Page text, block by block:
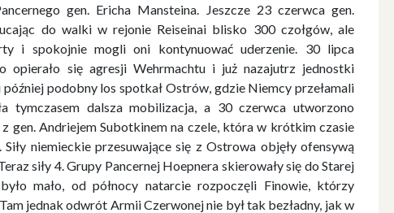
gen. Ericha Mansteina. Jeszcze 23 czerwca gen.
do walki w rejonie Reiseinai blisko 300 czołgów, ale
i spokojnie mogli oni kontynuować uderzenie. 30 lipca
się agresji Wehrmachtu i już nazajutrz jednostki
podobny los spotkał Ostrów, gdzie Niemcy przełamali
tymczasem dalsza mobilizacja, a 30 czerwca utworzono
gen. Andriejem Subotkinem na czele, która w krótkim czasie
niemieckie przesuwające się z Ostrowa objęły ofensywą
siły 4. Grupy Pancernej Hoepnera skierowały się do Starej
mało, od północy natarcie rozpoczęli Finowie, którzy
jednak odwrót Armii Czerwonej nie był tak bezładny, jak w